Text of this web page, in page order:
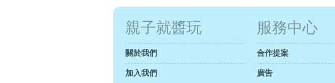
親子就醬玩
關於我們
加入我們
服務中心
合作提案
廣告